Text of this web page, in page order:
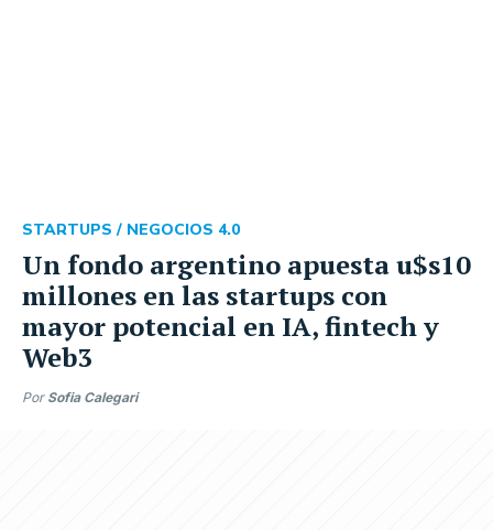
Un fondo argentino apuesta u$s10
millones en las startups con
mayor potencial en IA, fintech y
Web3
STARTUPS / NEGOCIOS 4.0
Por Sofia Calegari